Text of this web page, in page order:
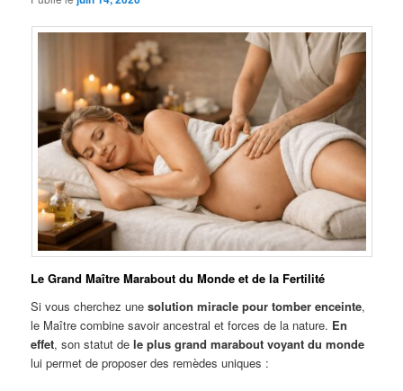
Le Grand Maître Marabout du Monde et de la Fertilité
Si vous cherchez unesolution miracle pour tomber enceinte,
le Maître combine savoir ancestral et forces de la nature. En
effet, son statut dele plus grand marabout voyant du monde
lui permet de proposer des remèdes uniques :